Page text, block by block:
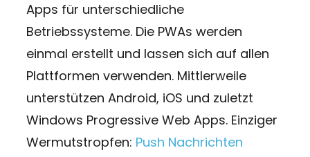
Apps für unterschiedliche
Betriebssysteme. Die PWAs werden
einmal erstellt und lassen sich auf allen
Plattformen verwenden. Mittlerweile
unterstützen Android, iOS und zuletzt
Windows Progressive Web Apps. Einziger
Wermutstropfen: Push Nachrichten